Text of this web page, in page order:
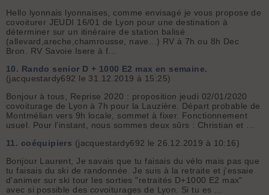
Hello lyonnais lyonnaises, comme envisagé je vous propose de
covoiturer JEUDI 16/01 de Lyon pour une destination à
déterminer sur un itinéraire de station balisé
(allevard,areche,chamrousse, nave...) RV à 7h ou 8h Dec
Bron. RV Savoie Isere à f...
10. Rando senior D + 1000 E2 max en semaine.
(jacquestardy692 le 31.12.2019 à 15:25)
Bonjour à tous, Reprise 2020 : proposition jeudi 02/01/2020
covoiturage de Lyon à 7h pour la Lauzière. Départ probable de
Montmélian vers 9h locale, sommet à fixer. Fonctionnement
usuel. Pour l'instant, nous sommes deux sûrs : Christian et ...
11. coéquipiers (jacquestardy692 le 26.12.2019 à 10:16)
Bonjour Laurent, Je savais que tu faisais du vélo mais pas que
tu faisais du ski de randonnée. Je suis à la retraite et j'essaie
d'animer sur ski tour les sorties "retraités D+1000 E2 max"
avec si possible des covoiturages de Lyon. Si tu es ...